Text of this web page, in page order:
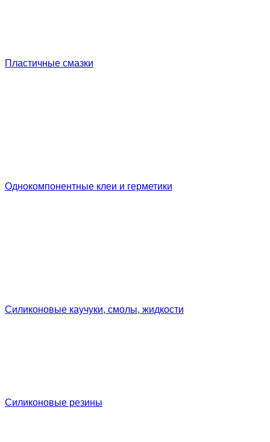
Пластичные смазки
Однокомпонентные клеи и герметики
Силиконовые каучуки, смолы, жидкости
Силиконовые резины